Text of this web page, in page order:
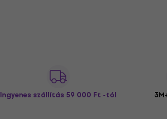
Ingyenes szállítás 59 000 Ft -tól